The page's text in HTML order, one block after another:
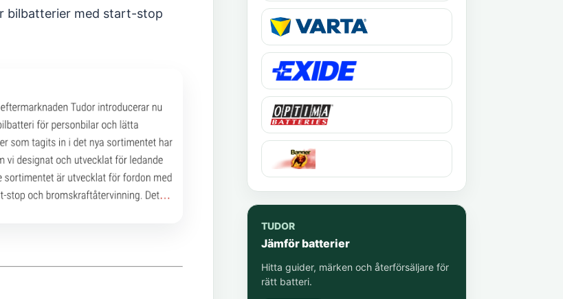
bilbatterier med start-stop
TUDOR
Jämför batterier
Hitta guider, märken och återförsäljare för
rätt batteri.